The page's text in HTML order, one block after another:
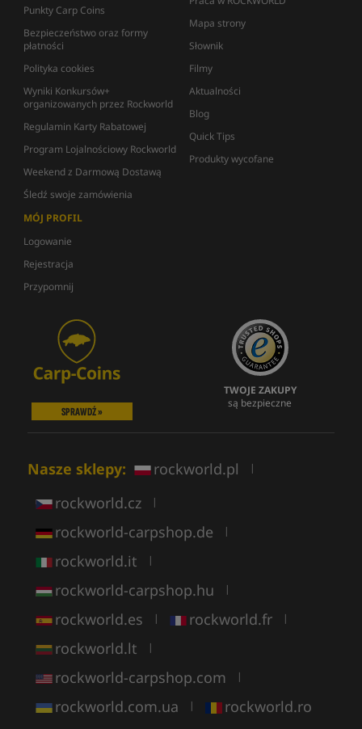
Punkty Carp Coins
Bezpieczeństwo oraz formy
płatności
Polityka cookies
Wyniki Konkursów+
organizowanych przez Rockworld
Regulamin Karty Rabatowej
Program Lojalnościowy Rockworld
Weekend z Darmową Dostawą
Śledź swoje zamówienia
Mapa strony
Słownik
Filmy
Aktualności
Blog
Quick Tips
Produkty wycofane
MÓJ PROFIL
Logowanie
Rejestracja
Przypomnij
SPRAWDŹ »
TWOJE ZAKUPY
są bezpieczne
Nasze sklepy: rockworld.pl |
rockworld.cz |
rockworld-carpshop.de |
rockworld.it |
rockworld-carpshop.hu |
rockworld.es | rockworld.fr |
rockworld.lt |
rockworld-carpshop.com |
rockworld.com.ua | rockworld.ro